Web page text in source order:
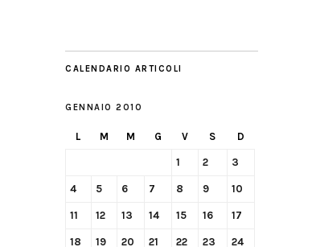
CALENDARIO ARTICOLI
GENNAIO 2010
L M M G V S D
1 2 3
4 5 6 7 8 9 10
11 12 13 14 15 16 17
18 19 20 21 22 23 24